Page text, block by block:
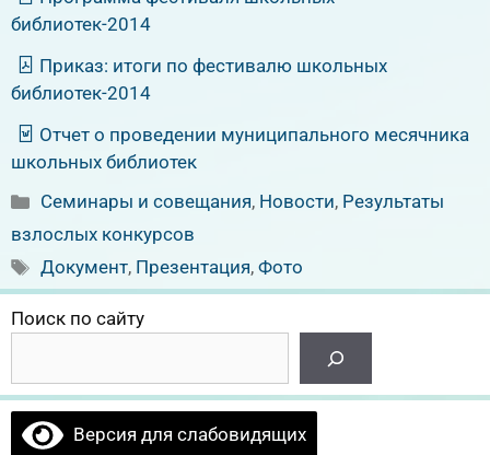
библиотек-2014
Приказ: итоги по фестивалю школьных
библиотек-2014
Отчет о проведении муниципального месячника
школьных библиотек
Рубрики
Семинары и совещания, Новости, Результаты
взлослых конкурсов
Метки
Документ, Презентация,Фото
Поиск по сайту
Версия для слабовидящих